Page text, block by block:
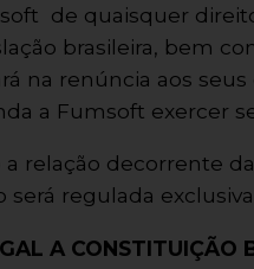
de quaisquer
brasileira, bem
na renúncia aos
a Fumsoft exercer
relação decorrente
regulada
A CONSTITUIÇÃO